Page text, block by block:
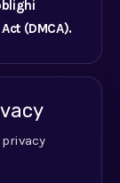
(DMCA).